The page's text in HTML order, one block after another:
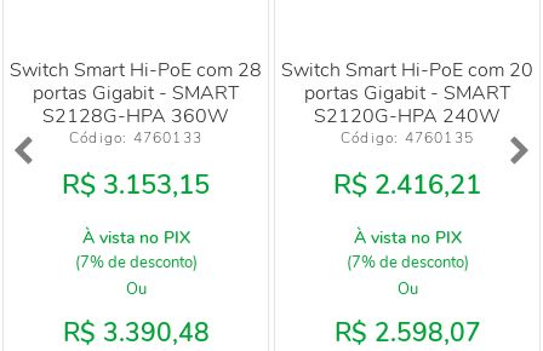
Switch Smart Hi-PoE com 28
portas Gigabit - SMART
S2128G-HPA 360W
Código: 4760133
R$ 3.153,15
À vista no PIX
(7% de desconto)
Ou
R$ 3.390,48
Switch Smart Hi-PoE com 20
portas Gigabit - SMART
S2120G-HPA 240W
Código: 4760135
R$ 2.416,21
À vista no PIX
(7% de desconto)
Ou
R$ 2.598,07